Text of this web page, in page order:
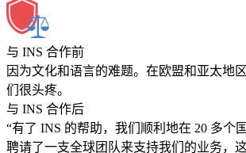
与 INS 合作前
因为文化和语言的难题。在欧盟和亚太地
们很头疼。
与 INS 合作后
“有了 INS 的帮助，我们顺利地在 20 多个
聘请了一支全球团队来支持我们的业务，